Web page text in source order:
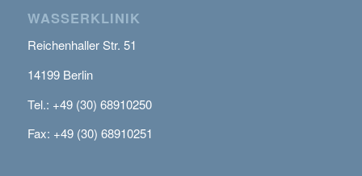
WASSERKLINIK
Reichenhaller Str. 51
14199 Berlin
Tel.: +49 (30) 68910250
Fax: +49 (30) 68910251